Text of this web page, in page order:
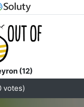
(12)
votes)